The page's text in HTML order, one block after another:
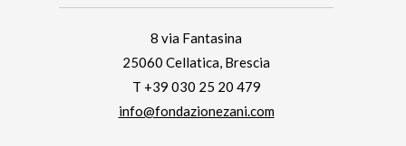
8 via Fantasina
25060 Cellatica, Brescia
T +39 030 25 20 479
info@fondazionezani.com